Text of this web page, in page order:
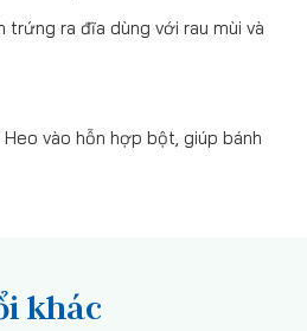
trứng ra đĩa dùng với rau mùi và
vào hỗn hợp bột, giúp bánh
khác